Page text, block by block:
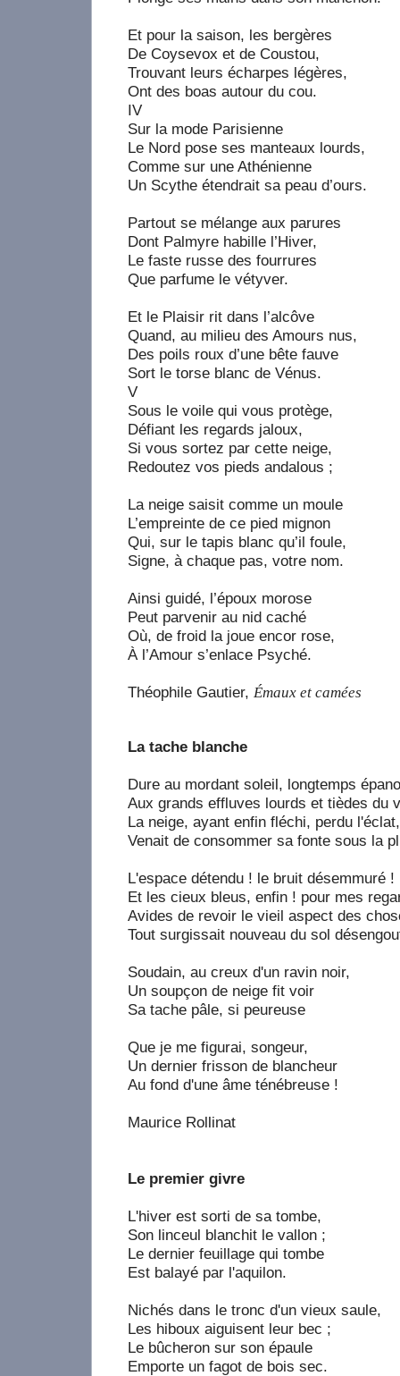
Et pour la saison, les bergères
De Coysevox et de Coustou,
Trouvant leurs écharpes légères,
Ont des boas autour du cou.
IV
Sur la mode Parisienne
Le Nord pose ses manteaux lourds,
Comme sur une Athénienne
Un Scythe étendrait sa peau d’ours.
Partout se mélange aux parures
Dont Palmyre habille l’Hiver,
Le faste russe des fourrures
Que parfume le vétyver.
Et le Plaisir rit dans l’alcôve
Quand, au milieu des Amours nus,
Des poils roux d’une bête fauve
Sort le torse blanc de Vénus.
V
Sous le voile qui vous protège,
Défiant les regards jaloux,
Si vous sortez par cette neige,
Redoutez vos pieds andalous ;
La neige saisit comme un moule
L’empreinte de ce pied mignon
Qui, sur le tapis blanc qu’il foule,
Signe, à chaque pas, votre nom.
Ainsi guidé, l’époux morose
Peut parvenir au nid caché
Où, de froid la joue encor rose,
À l’Amour s’enlace Psyché.
Théophile Gautier, Émaux et camées
La tache blanche
Dure au mordant soleil, longtemps
Aux grands effluves lourds et tièdes du
La neige, ayant enfin fléchi, perdu l'éclat,
Venait de consommer sa fonte sous la
L'espace détendu ! le bruit désemmuré !
Et les cieux bleus, enfin ! pour mes
Avides de revoir le vieil aspect des
Tout surgissait nouveau du sol
Soudain, au creux d'un ravin noir,
Un soupçon de neige fit voir
Sa tache pâle, si peureuse
Que je me figurai, songeur,
Un dernier frisson de blancheur
Au fond d'une âme ténébreuse !
Maurice Rollinat
Le premier givre
L'hiver est sorti de sa tombe,
Son linceul blanchit le vallon ;
Le dernier feuillage qui tombe
Est balayé par l'aquilon.
Nichés dans le tronc d'un vieux saule,
Les hiboux aiguisent leur bec ;
Le bûcheron sur son épaule
Emporte un fagot de bois sec.